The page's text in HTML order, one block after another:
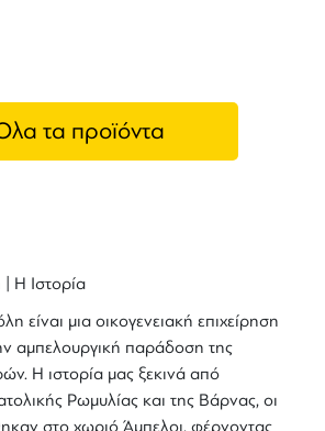
τα προϊόντα
Η Ιστορία
είναι μια οικογενειακή επιχείρηση
αμπελουργική παράδοση της
Η ιστορία μας ξεκινά από
Ρωμυλίας και της Βάρνας, οι
στο χωριό Άμπελοι, φέρνοντας